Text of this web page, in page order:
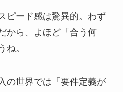
ピード感は驚異的。わず
から、よほど「合う何
ね。
の世界では「要件定義が